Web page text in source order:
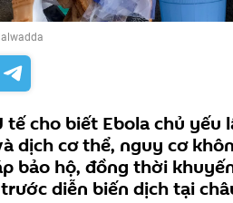
tế cho biết Ebola chủ
dịch cơ thể, nguy cơ
bảo hộ, đồng thời
diễn biến dịch tại